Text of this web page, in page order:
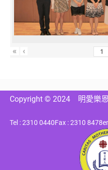
« ‹
Copyright © 2024 明愛樂
Tel : 2310 0440Fax : 2310 8478